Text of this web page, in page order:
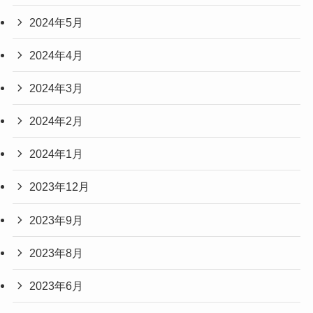
2024年5月
2024年4月
2024年3月
2024年2月
2024年1月
2023年12月
2023年9月
2023年8月
2023年6月